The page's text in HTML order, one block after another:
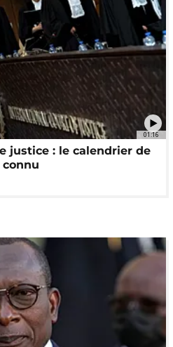
01:16
justice : le calendrier de
connu